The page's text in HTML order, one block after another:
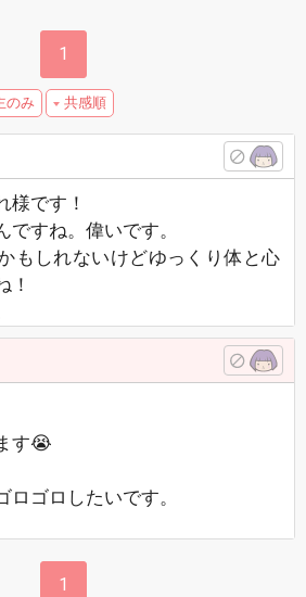
1
のみ 共感順
様です！
すね。偉いです。
もしれないけどゆっくり体と心
！
す😭
ゴロしたいです。
1